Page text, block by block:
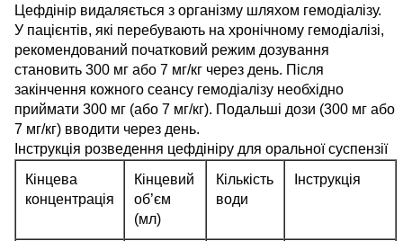
Цефдінір видаляється з організму шляхом гемодіалізу.
У пацієнтів, які перебувають на хронічному гемодіалізі,
рекомендований початковий режим дозування
становить 300 мг або 7 мг/кг через день. Після
закінчення кожного сеансу гемодіалізу необхідно
приймати 300 мг (або 7 мг/кг). Подальші дози (300 мг або
7 мг/кг) вводити через день.
Інструкція розведення цефдініру для оральної суспензії
Кінцева
концентрація
Кінцевий
об’єм
(мл)
Кількість
води
Інструкція